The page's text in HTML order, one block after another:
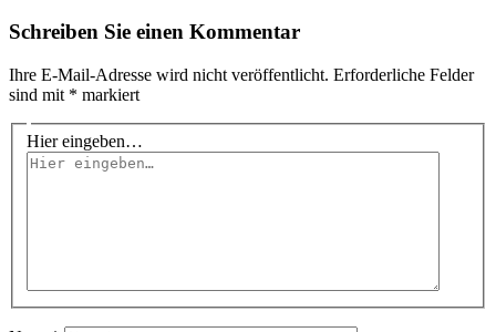
Schreiben Sie einen Kommentar
Ihre E-Mail-Adresse wird nicht veröffentlicht. Erforderliche Felder
sind mit * markiert
Hier eingeben…